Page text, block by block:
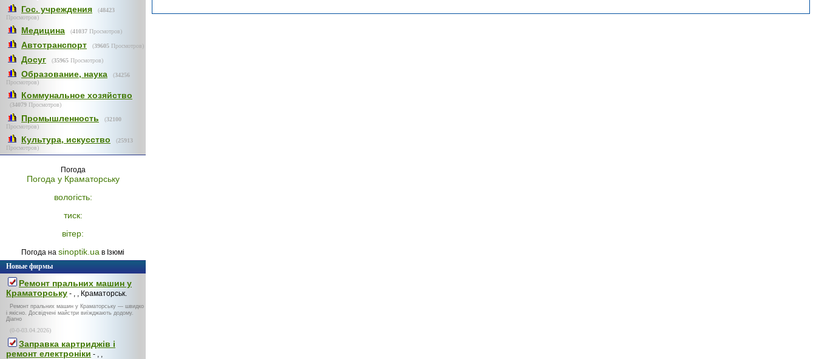
Гос. учреждения (48423
Просмотров)
Медицина (41037 Просмотров)
Автотранспорт (39605 Просмотров)
Досуг (35965 Просмотров)
Образование, наука (34256
Просмотров)
Коммунальное хозяйство
(34079 Просмотров)
Промышленность (32100
Просмотров)
Культура, искусство (25913
Просмотров)
Погода
Погода у Краматорську
вологість:
тиск:
вітер:
Погода на sinoptik.ua в Ізюмі
Новые фирмы
Ремонт пральних машин у
Краматорську - , , Краматорськ.
Ремонт пральних машин у Краматорську — швидко
і якісно. Досвідчені майстри виїжджають додому.
Діагно
(0-0-03.04.2026)
Заправка картриджів і
ремонт електроніки - , ,